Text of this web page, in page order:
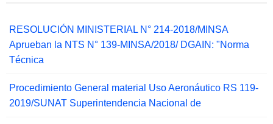
RESOLUCIÓN MINISTERIAL N° 214-2018/MINSA
Aprueban la NTS N° 139-MINSA/2018/ DGAIN: "Norma
Técnica
Procedimiento General material Uso Aeronáutico RS 119-
2019/SUNAT Superintendencia Nacional de